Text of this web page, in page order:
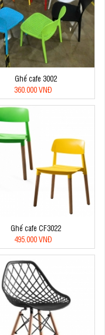
Ghế cafe 3002
360.000 VNĐ
Ghế cafe CF3022
495.000 VNĐ